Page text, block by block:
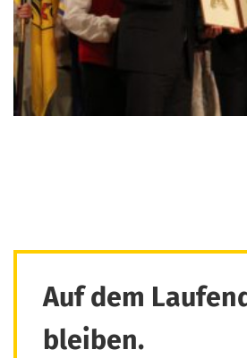
Auf dem
bleiben.